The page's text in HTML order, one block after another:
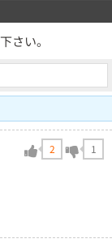
さい。
2 1